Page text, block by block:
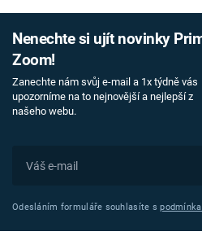
Nenechte si ujít novinky
Zoom!
Zanechte nám svůj e-mail a 1x týdně vás
upozorníme na to nejnovější a nejlepší z
našeho webu.
Odesláním formuláře souhlasíte s